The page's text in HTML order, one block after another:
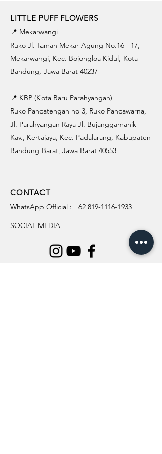
LITTLE PUFF FLOWERS
📍 Mekarwangi
Ruko Jl. Taman Mekar Agung No.16 - 17,
Mekarwangi, Kec. Bojongloa Kidul, Kota
Bandung, Jawa Barat 40237
📍 KBP (Kota Baru Parahyangan)
Ruko Pancatengah no 3, Ruko Pancawarna,
Jl. Parahyangan Raya Jl. Bujanggamanik
Kav., Kertajaya, Kec. Padalarang, Kabupaten
Bandung Barat, Jawa Barat 40553
CONTACT
WhatsApp Official : +62 819-1116-1933
SOCIAL MEDIA